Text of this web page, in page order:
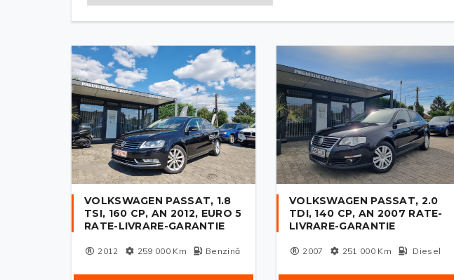
VOLKSWAGEN PASSAT, 1.8
TSI, 160 CP, AN 2012, EURO 5
RATE-LIVRARE-GARANTIE
2012 259 000Km Benzină
VOLKSWAGEN PASSAT, 2.0
TDI, 140 CP, AN 2007 RATE-
LIVRARE-GARANTIE
2007 251 000Km Diesel